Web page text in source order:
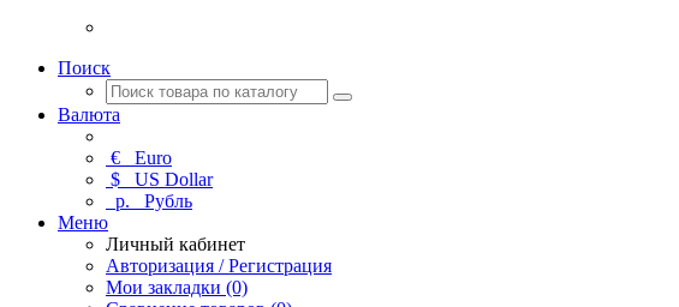
Поиск
Валюта
€ Euro
$ US Dollar
р. Рубль
Меню
Личный кабинет
Авторизация / Регистрация
Мои закладки (0)